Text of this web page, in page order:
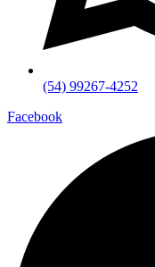
(54) 99267-4252
Facebook